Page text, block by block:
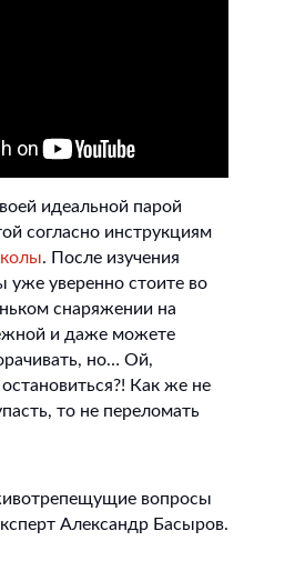
идеальной парой
согласно инструкциям
. После изучения
уже уверенно стоите во
снаряжении на
и даже можете
но… Ой,
Как же не
то не переломать
вопросы
Александр Басыров.